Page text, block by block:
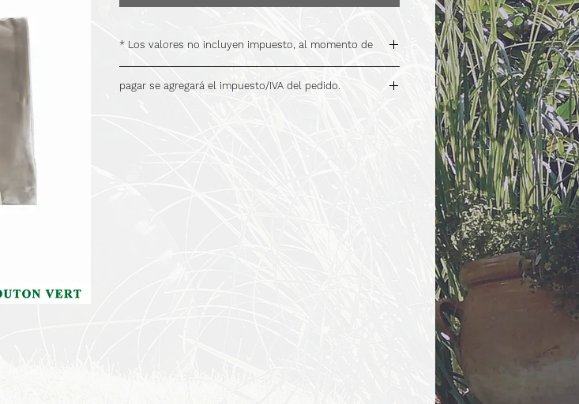
* Los valores no incluyen impuesto, al momento de
pagar se agregará el impuesto/IVA del pedido.